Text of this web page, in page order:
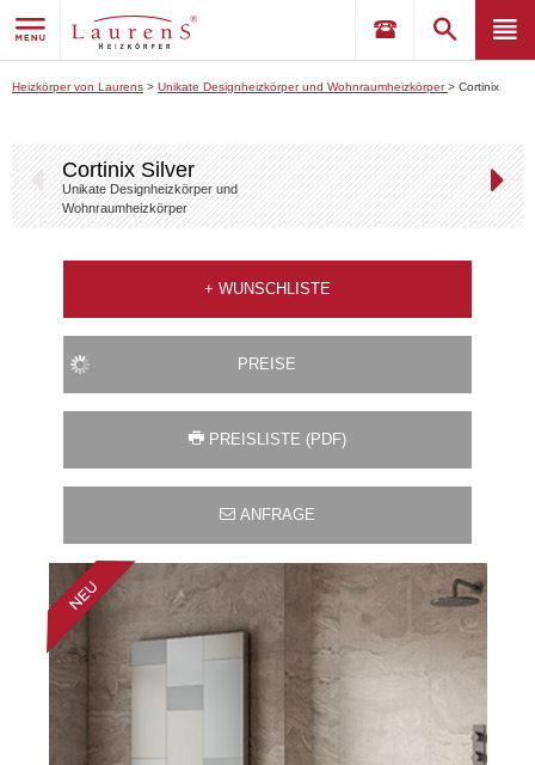
Heizkörper von Laurens > Unikate Designheizkörper und Wohnraumheizkörper> Cortinix
Cortinix Silver
Unikate Designheizkörper und
Wohnraumheizkörper
+ WUNSCHLISTE
PREISE
PREISLISTE (PDF)
ANFRAGE